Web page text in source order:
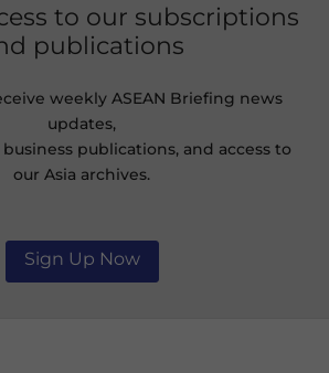
to our subscriptions
publications
weekly ASEAN Briefing news
updates,
publications, and access to
our Asia archives.
Sign Up Now